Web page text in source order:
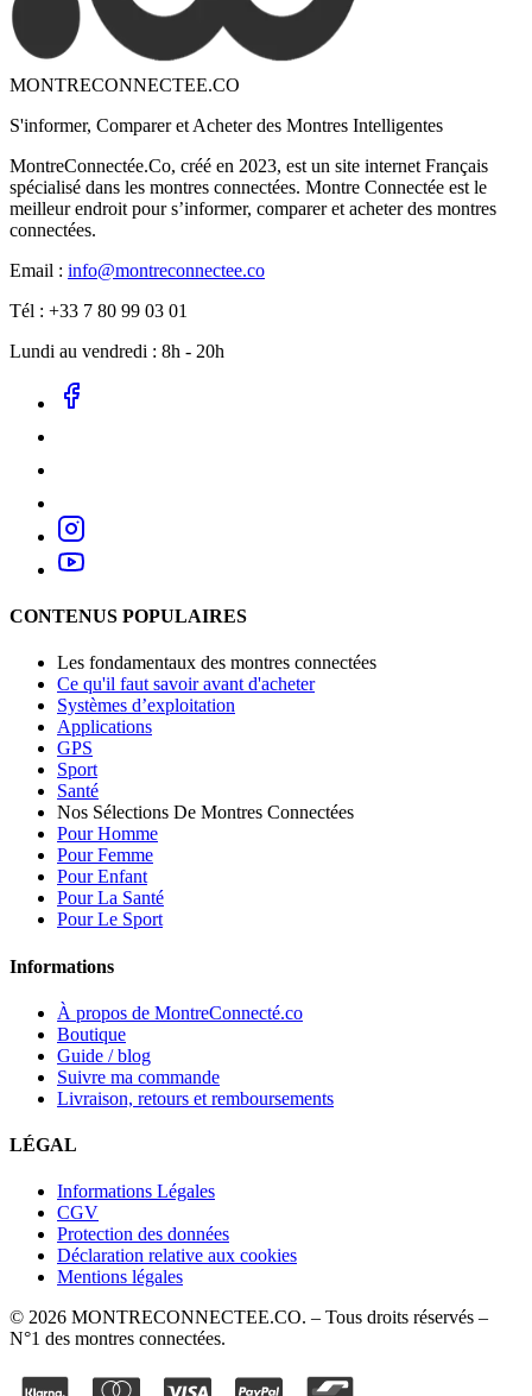
MONTRECONNECTEE.CO
S'informer, Comparer et Acheter des Montres Intelligentes
MontreConnectée.Co, créé en 2023, est un site internet Français
spécialisé dans les montres connectées. Montre Connectée est le
meilleur endroit pour s’informer, comparer et acheter des montres
connectées.
Email : info@montreconnectee.co
Tél : +33 7 80 99 03 01
Lundi au vendredi : 8h - 20h
CONTENUS POPULAIRES
Les fondamentaux des montres connectées
Ce qu'il faut savoir avant d'acheter
Systèmes d’exploitation
Applications
GPS
Sport
Santé
Nos Sélections De Montres Connectées
Pour Homme
Pour Femme
Pour Enfant
Pour La Santé
Pour Le Sport
Informations
À propos de MontreConnecté.co
Boutique
Guide / blog
Suivre ma commande
Livraison, retours et remboursements
LÉGAL
Informations Légales
CGV
Protection des données
Déclaration relative aux cookies
Mentions légales
© 2026 MONTRECONNECTEE.CO. – Tous droits réservés –
N°1 des montres connectées.